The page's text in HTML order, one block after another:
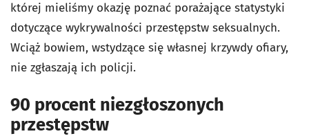
której mieliśmy okazję poznać porażające statystyki
dotyczące wykrywalności przestępstw seksualnych.
Wciąż bowiem, wstydzące się własnej krzywdy ofiary,
nie zgłaszają ich policji.
90 procent niezgłoszonych
przestępstw